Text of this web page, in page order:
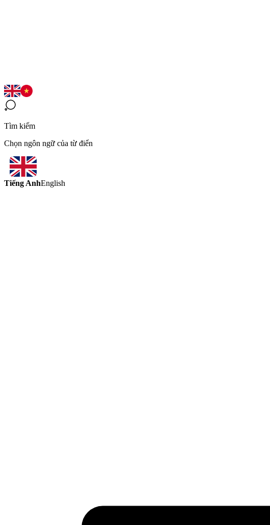
Tìm kiếm
Chọn ngôn ngữ của từ điển
Tiếng AnhEnglish